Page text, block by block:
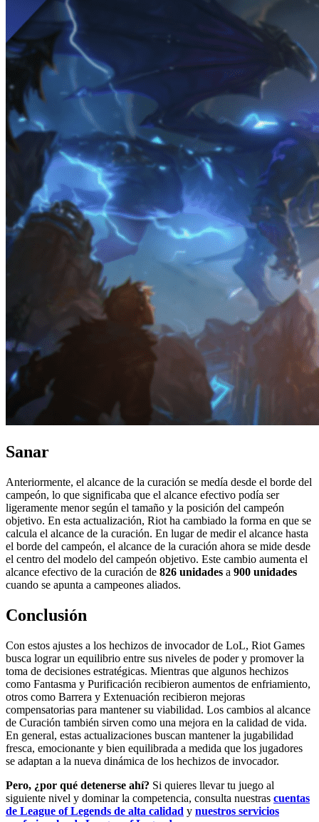
Sanar
Anteriormente, el alcance de la curación se medía desde el borde del
campeón, lo que significaba que el alcance efectivo podía ser
ligeramente menor según el tamaño y la posición del campeón
objetivo. En esta actualización, Riot ha cambiado la forma en que se
calcula el alcance de la curación. En lugar de medir el alcance hasta
el borde del campeón, el alcance de la curación ahora se mide desde
el centro del modelo del campeón objetivo. Este cambio aumenta el
alcance efectivo de la curación de 826 unidades a 900 unidades
cuando se apunta a campeones aliados.
Conclusión
Con estos ajustes a los hechizos de invocador de LoL, Riot Games
busca lograr un equilibrio entre sus niveles de poder y promover la
toma de decisiones estratégicas. Mientras que algunos hechizos
como Fantasma y Purificación recibieron aumentos de enfriamiento,
otros como Barrera y Extenuación recibieron mejoras
compensatorias para mantener su viabilidad. Los cambios al alcance
de Curación también sirven como una mejora en la calidad de vida.
En general, estas actualizaciones buscan mantener la jugabilidad
fresca, emocionante y bien equilibrada a medida que los jugadores
se adaptan a la nueva dinámica de los hechizos de invocador.
Pero, ¿por qué detenerse ahí? Si quieres llevar tu juego al
siguiente nivel y dominar la competencia, consulta nuestras cuentas
de League of Legends de alta calidad y nuestros servicios